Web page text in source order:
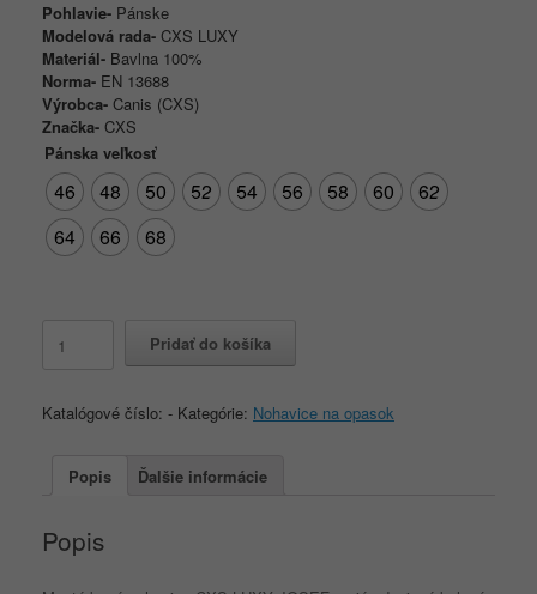
Pohlavie- Pánske
Modelová rada- CXS LUXY
Materiál- Bavlna 100%
Norma- EN 13688
Výrobca- Canis (CXS)
Značka- CXS
Pánska veľkosť
46 48 50 52 54 56 58 60
62
64
66 68
Montérkové
LUXY
pása,
oranžové
Pridať do košíka
Katalógové číslo: - Kategórie: Nohavice na opasok
Popis Ďalšie informácie
Popis